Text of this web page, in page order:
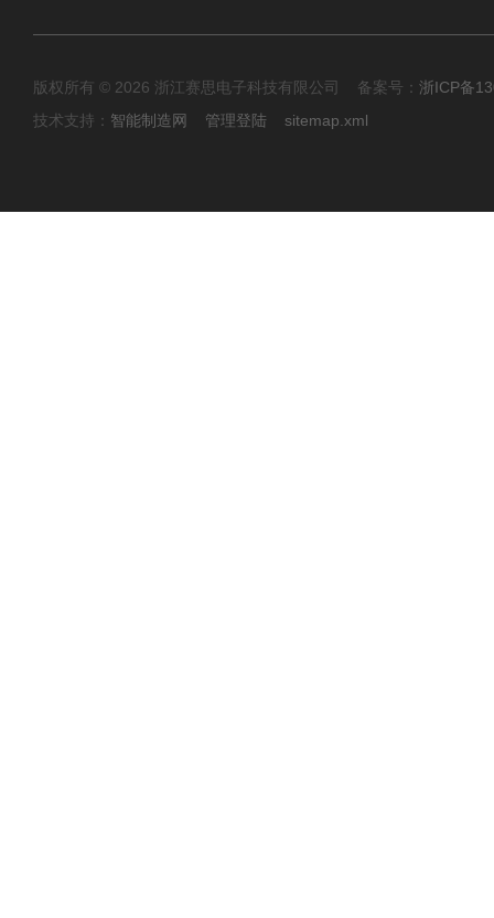
版权所有 © 2026 浙江赛思电子科技有限公司 备案号： 浙ICP备
技术支持： 智能制造网 管理登陆 sitemap.xml